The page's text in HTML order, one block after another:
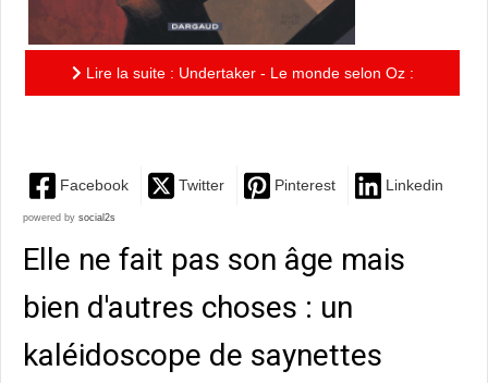
Lire la suite : Undertaker - Le monde selon Oz :
Facebook Twitter Pinterest Linkedin
powered by social2s
Elle ne fait pas son âge mais
bien d'autres choses : un
kaléidoscope de saynettes